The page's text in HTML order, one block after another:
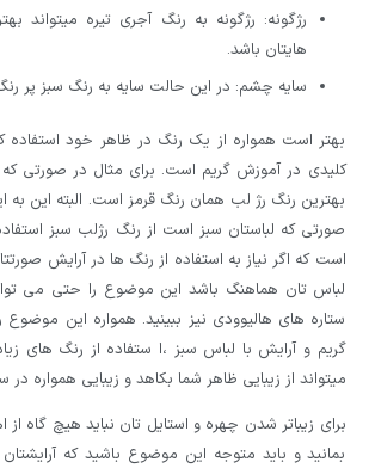
رژگونه: رژگونه به رنگ آجری تیره میتواند
هایتان باشد.
سایه چشم: در این حالت سایه به رنگ سبز پر رنگ
بهتر است همواره از یک رنگ در ظاهر خود استفاده
کلیدی در آموزش گریم است. برای مثال در صورتی که
بهترین رنگ رژ لب همان رنگ قرمز است. البته این
صورتی که لباستان سبز است از رنگ رژلب سبز
است که اگر نیاز به استفاده از رنگ ها در آرایش
لباس تان هماهنگ باشد این موضوع را حتی می
ستاره های هالیوودی نیز ببینید. همواره این موضوع
گریم و آرایش با لباس سبز ،ا ستفاده از رنگ های
میتواند از زیبایی ظاهر شما بکاهد و زیبایی همواره
برای زیباتر شدن چهره و استایل تان نباید هیچ گاه
بمانید و باید متوجه این موضوع باشید که